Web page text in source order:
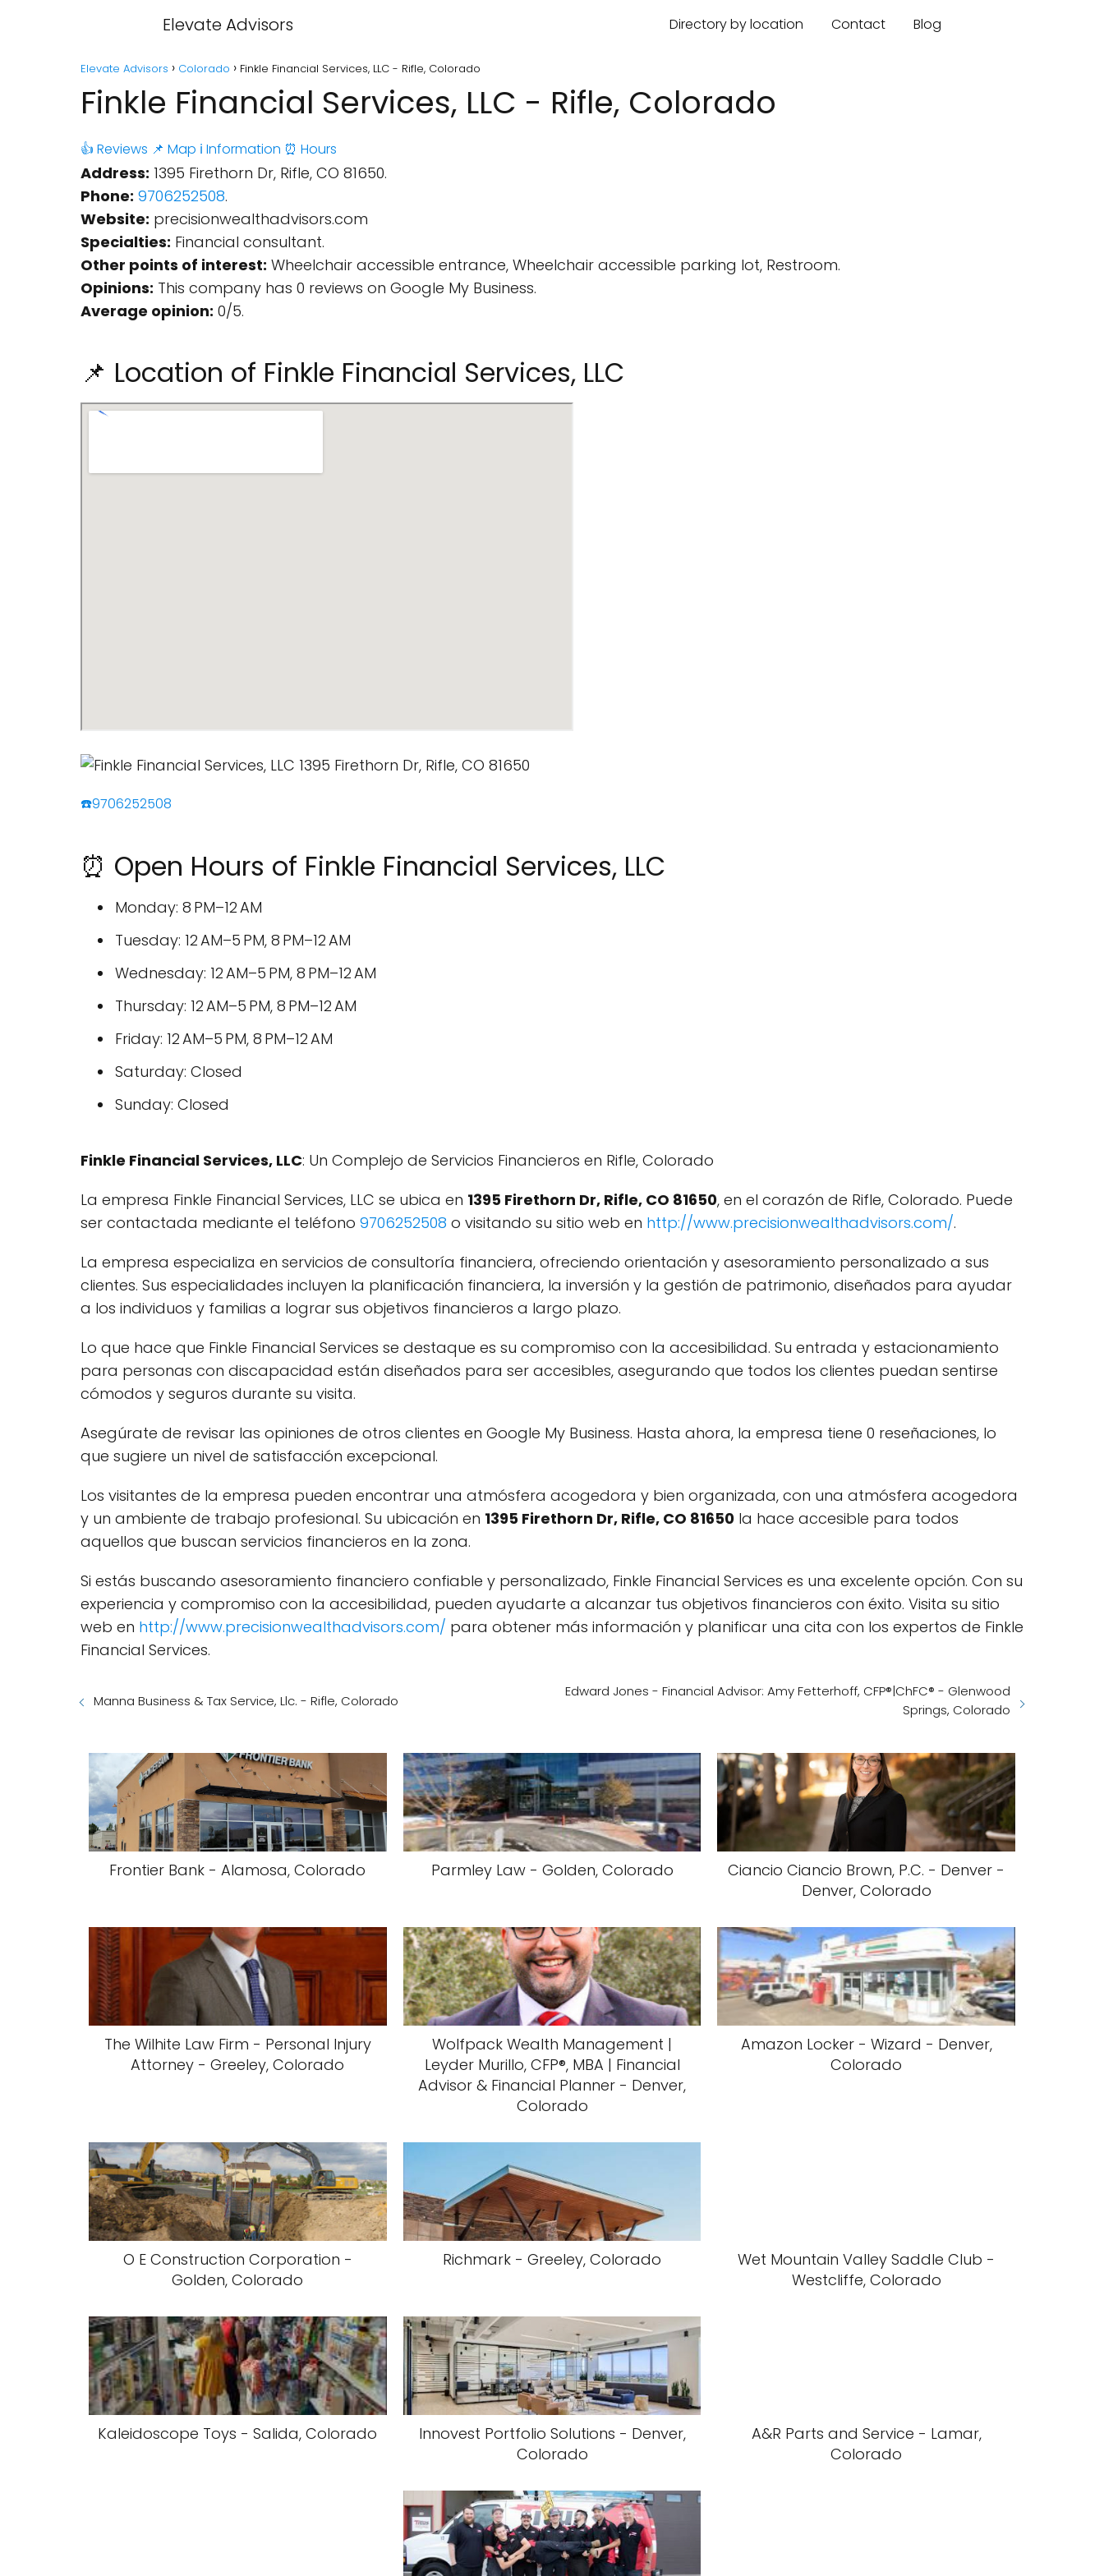
Elevate Advisors Directory by location Contact Blog
Elevate Advisors Colorado Finkle Financial Services, LLC - Rifle, Colorado
Finkle Financial Services, LLC - Rifle, Colorado
👍 Reviews 📌 Map ℹ️ Information ⏰ Hours
Address: 1395 Firethorn Dr, Rifle, CO 81650.
Phone: 9706252508.
Website: precisionwealthadvisors.com
Specialties: Financial consultant.
Other points of interest: Wheelchair accessible entrance, Wheelchair accessible parking lot, Restroom.
Opinions: This company has 0 reviews on Google My Business.
Average opinion: 0/5.
📌 Location of Finkle Financial Services, LLC
☎️9706252508
⏰ Open Hours of Finkle Financial Services, LLC
Monday: 8 PM–12 AM
Tuesday: 12 AM–5 PM, 8 PM–12 AM
Wednesday: 12 AM–5 PM, 8 PM–12 AM
Thursday: 12 AM–5 PM, 8 PM–12 AM
Friday: 12 AM–5 PM, 8 PM–12 AM
Saturday: Closed
Sunday: Closed
Finkle Financial Services, LLC: Un Complejo de Servicios Financieros en Rifle, Colorado
La empresa Finkle Financial Services, LLC se ubica en 1395 Firethorn Dr, Rifle, CO 81650, en el corazón de Rifle, Colorado. Puede
ser contactada mediante el teléfono 9706252508 o visitando su sitio web en http://www.precisionwealthadvisors.com/.
La empresa especializa en servicios de consultoría financiera, ofreciendo orientación y asesoramiento personalizado a sus
clientes. Sus especialidades incluyen la planificación financiera, la inversión y la gestión de patrimonio, diseñados para ayudar
a los individuos y familias a lograr sus objetivos financieros a largo plazo.
Lo que hace que Finkle Financial Services se destaque es su compromiso con la accesibilidad. Su entrada y estacionamiento
para personas con discapacidad están diseñados para ser accesibles, asegurando que todos los clientes puedan sentirse
cómodos y seguros durante su visita.
Asegúrate de revisar las opiniones de otros clientes en Google My Business. Hasta ahora, la empresa tiene 0 reseñaciones, lo
que sugiere un nivel de satisfacción excepcional.
Los visitantes de la empresa pueden encontrar una atmósfera acogedora y bien organizada, con una atmósfera acogedora
y un ambiente de trabajo profesional. Su ubicación en 1395 Firethorn Dr, Rifle, CO 81650 la hace accesible para todos
aquellos que buscan servicios financieros en la zona.
Si estás buscando asesoramiento financiero confiable y personalizado, Finkle Financial Services es una excelente opción. Con su
experiencia y compromiso con la accesibilidad, pueden ayudarte a alcanzar tus objetivos financieros con éxito. Visita su sitio
web en http://www.precisionwealthadvisors.com/ para obtener más información y planificar una cita con los expertos de Finkle
Financial Services.
Manna Business & Tax Service, Llc. - Rifle, Colorado
Edward Jones - Financial Advisor: Amy Fetterhoff, CFP®|ChFC® - Glenwood
Springs, Colorado
Frontier Bank - Alamosa, Colorado Parmley Law - Golden, Colorado
Ciancio Ciancio Brown, P.C. - Denver -
Denver, Colorado
The Wilhite Law Firm - Personal Injury
Attorney - Greeley, Colorado
Wolfpack Wealth Management |
Leyder Murillo, CFP®, MBA | Financial
Advisor & Financial Planner - Denver,
Colorado
Amazon Locker - Wizard - Denver,
Colorado
O E Construction Corporation -
Golden, Colorado
Richmark - Greeley, Colorado
Wet Mountain Valley Saddle Club -
Westcliffe, Colorado
Kaleidoscope Toys - Salida, Colorado
Innovest Portfolio Solutions - Denver,
Colorado
A&R Parts and Service - Lamar,
Colorado